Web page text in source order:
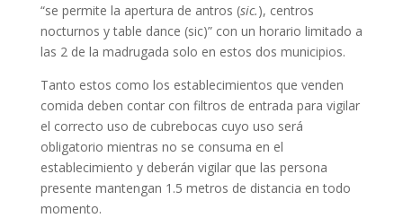
“se permite la apertura de antros (sic.), centros
nocturnos y table dance (sic)” con un horario limitado a
las 2 de la madrugada solo en estos dos municipios.
Tanto estos como los establecimientos que venden
comida deben contar con filtros de entrada para vigilar
el correcto uso de cubrebocas cuyo uso será
obligatorio mientras no se consuma en el
establecimiento y deberán vigilar que las persona
presente mantengan 1.5 metros de distancia en todo
momento.